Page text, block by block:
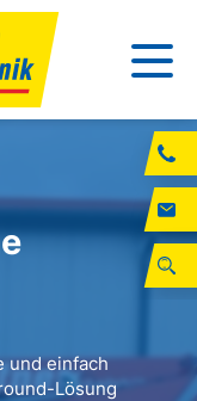
und einfach
Lösung